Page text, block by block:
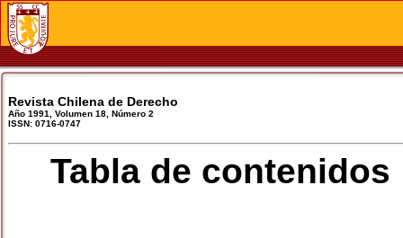
Revista Chilena de Derecho
Año 1991, Volumen 18, Número 2
ISSN: 0716-0747
Tabla de contenidos